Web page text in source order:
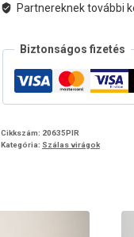
Partnereknek további
Biztonságos fizetés
Cikkszám: 20635PIR
Kategória: Szálas virágok